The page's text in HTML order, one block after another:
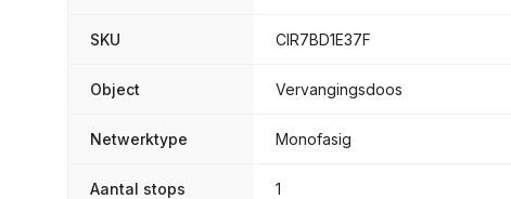
SKU CIR7BD1E37F
Object Vervangingsdoos
Netwerktype Monofasig
Aantal stops 1